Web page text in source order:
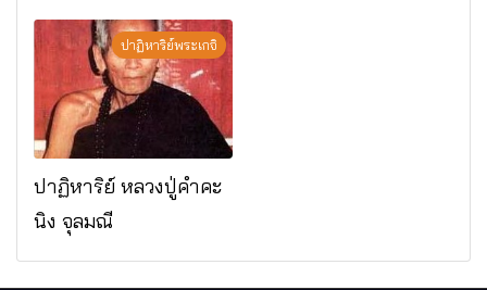
มรณภาพแล้ว วัดป่า
ดาราภิรมย์ อ.แม่ริม
จ.เชียงใหม่
ปาฏิหาริย์พระเกจิ
ปาฏิหาริย์ หลวงปู่คำคะ
นิง จุลมณี